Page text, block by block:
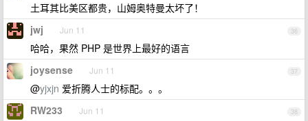
土耳其比美区都贵，山姆奥特曼太坏了！
36
jwj Jun 11
哈哈，果然 PHP 是世界上最好的语言
37
joysense Jun 11
@yjxjn 爱折腾人士的标配。。。
38
RW233 Jun 11